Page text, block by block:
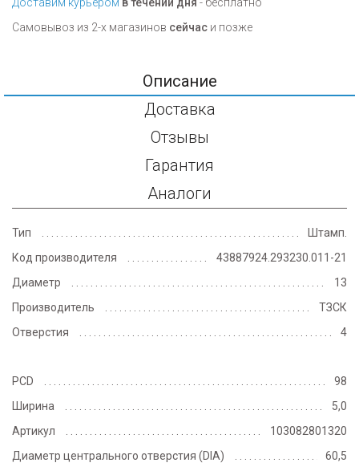
Доставим курьером в течении дня - бесплатно
Самовывоз из 2-х магазинов сейчас и позже
Описание
Доставка
Отзывы
Гарантия
Аналоги
Тип
Штамп.
Код производителя
43887924.293230.011-21
Диаметр
13
Производитель
ТЗСК
Отверстия
4
PCD
98
Ширина
5,0
Артикул
103082801320
Диаметр центрального отверстия (DIA)
60,5